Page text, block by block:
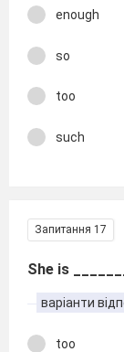
enough
so
too
such
Запитання 17
She is
варіанти
too